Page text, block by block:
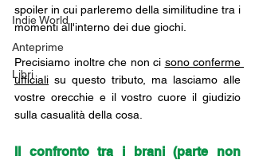
Indie World
Anteprime
Libri
spoiler in cui parleremo della similitudine tra i
momenti all'interno dei due giochi.
Precisiamo inoltre che non ci sono conferme
ufficiali su questo tributo, ma lasciamo alle
vostre orecchie e il vostro cuore il giudizio
sulla casualità della cosa.
Il confronto tra i brani (parte non